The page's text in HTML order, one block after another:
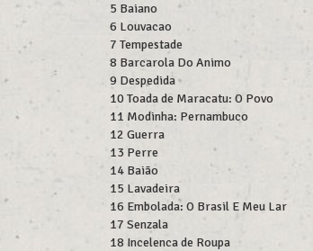
5 Baiano
6 Louvacao
7 Tempestade
8 Barcarola Do Animo
9 Despedida
10 Toada de Maracatu: O Povo
11 Modinha: Pernambuco
12 Guerra
13 Perre
14 Baião
15 Lavadeira
16 Embolada: O Brasil E Meu Lar
17 Senzala
18 Incelenca de Roupa